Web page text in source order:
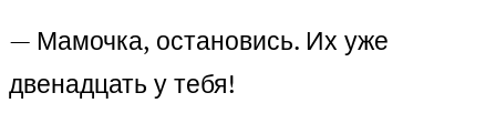
— Мамочка, остановись. Их уже
двенадцать у тебя!